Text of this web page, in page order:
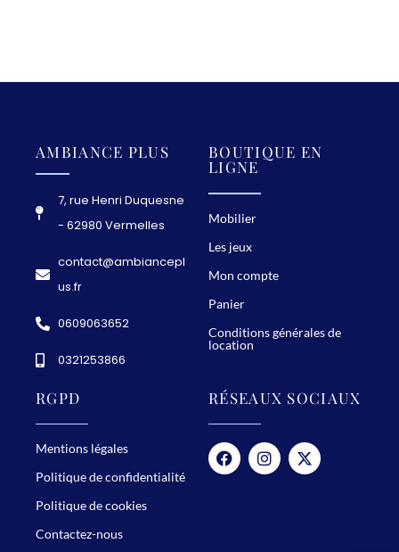
AMBIANCE PLUS
7, rue Henri Duquesne
- 62980 Vermelles
contact@ambiancepl
us.fr
0609063652
0321253866
BOUTIQUE EN
LIGNE
Mobilier
Les jeux
Mon compte
Panier
Conditions générales de
location
RGPD
Mentions légales
Politique de confidentialité
Politique de cookies
Contactez-nous
RÉSEAUX SOCIAUX